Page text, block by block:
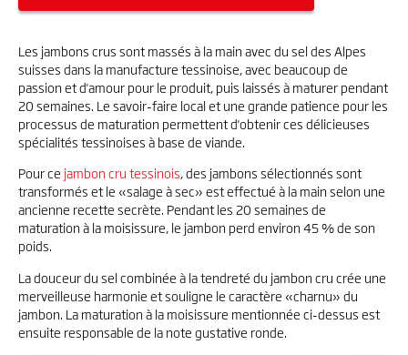
Les jambons crus sont massés à la main avec du sel des Alpes
suisses dans la manufacture tessinoise, avec beaucoup de
passion et d'amour pour le produit, puis laissés à maturer pendant
20 semaines. Le savoir-faire local et une grande patience pour les
processus de maturation permettent d'obtenir ces délicieuses
spécialités tessinoises à base de viande.
Pour ce jambon cru tessinois, des jambons sélectionnés sont
transformés et le «salage à sec» est effectué à la main selon une
ancienne recette secrète. Pendant les 20 semaines de
maturation à la moisissure, le jambon perd environ 45 % de son
poids.
La douceur du sel combinée à la tendreté du jambon cru crée une
merveilleuse harmonie et souligne le caractère «charnu» du
jambon. La maturation à la moisissure mentionnée ci-dessus est
ensuite responsable de la note gustative ronde.